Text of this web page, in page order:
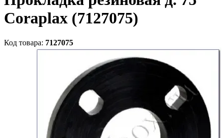
Coraplax (7127075)
Код товара: 7127075